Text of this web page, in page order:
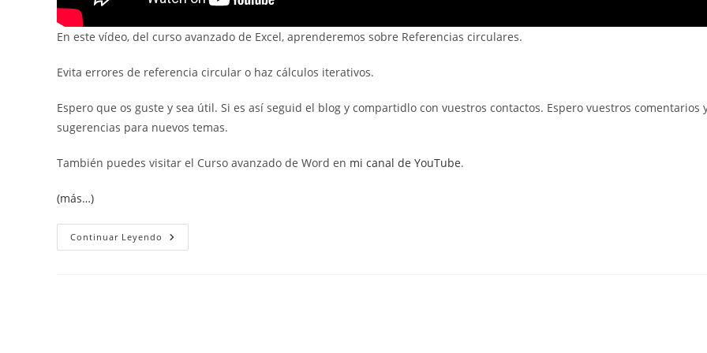
En este vídeo, del curso avanzado de Excel, aprenderemos sobre Referencias circulares.
Evita errores de referencia circular o haz cálculos iterativos.
Espero que os guste y sea útil. Si es así seguid el blog y compartidlo con vuestros contactos. Espero vuestros comentarios
sugerencias para nuevos temas.
También puedes visitar el Curso avanzado de Word en mi canal de YouTube.
(más…)
Continuar Leyendo Referencias
Circulares.